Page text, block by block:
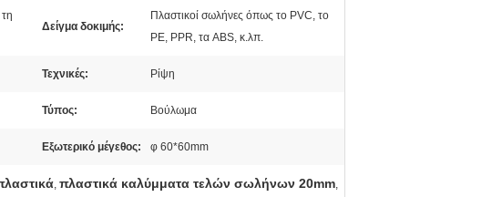
Δείγμα δοκιμής:
Πλαστικοί σωλήνες όπως το PVC, το
PE, PPR, τα ABS, κ.λπ.
Τεχνικές: Ρίψη
Τύπος: Βούλωμα
Εξωτερικό μέγεθος: φ 60*60mm
, πλαστικά καλύμματα τελών σωλήνων 20mm,